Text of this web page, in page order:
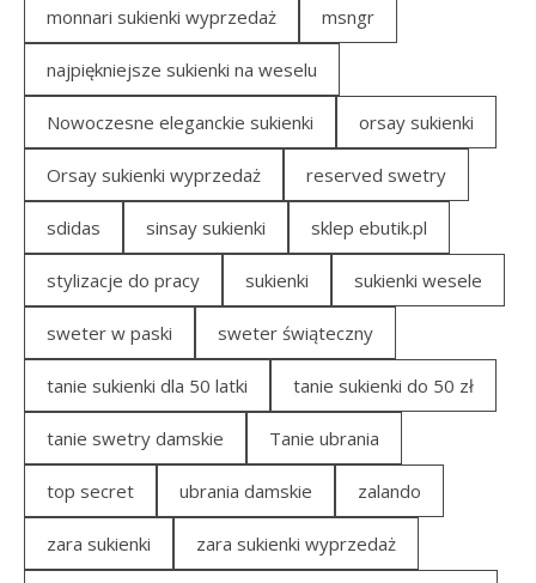
monnari sukienki wyprzedaż msngr
najpiękniejsze sukienki na weselu
Nowoczesne eleganckie sukienki orsay sukienki
Orsay sukienki wyprzedaż reserved swetry
sdidas sinsay sukienki sklep ebutik.pl
stylizacje do pracy sukienki sukienki wesele
sweter w paski sweter świąteczny
tanie sukienki dla 50 latki tanie sukienki do 50 zł
tanie swetry damskie Tanie ubrania
top secret ubrania damskie zalando
zara sukienki zara sukienki wyprzedaż